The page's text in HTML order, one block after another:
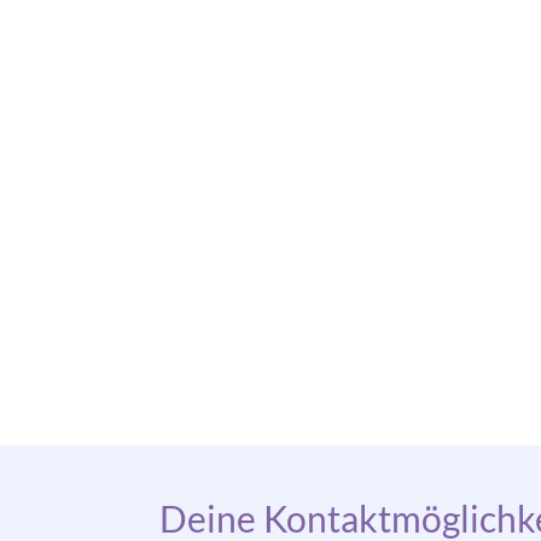
Deine